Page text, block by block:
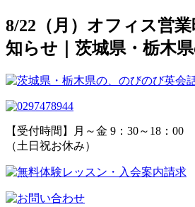
8/22（月）オフィス営
知らせ｜茨城県・栃木
【受付時間】月～金 9：30～18：00
（土日祝お休み）